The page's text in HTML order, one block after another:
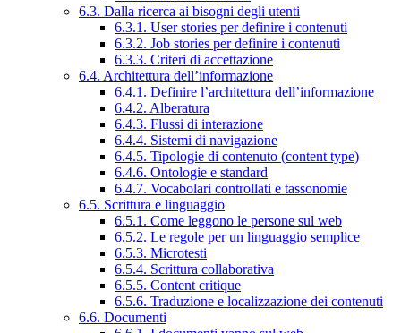
6.3. Dalla ricerca ai bisogni degli utenti
6.3.1. User stories per definire i contenuti
6.3.2. Job stories per definire i contenuti
6.3.3. Criteri di accettazione
6.4. Architettura dell’informazione
6.4.1. Definire l’architettura dell’informazione
6.4.2. Alberatura
6.4.3. Flussi di interazione
6.4.4. Sistemi di navigazione
6.4.5. Tipologie di contenuto (content type)
6.4.6. Ontologie e standard
6.4.7. Vocabolari controllati e tassonomie
6.5. Scrittura e linguaggio
6.5.1. Come leggono le persone sul web
6.5.2. Le regole per un linguaggio semplice
6.5.3. Microtesti
6.5.4. Scrittura collaborativa
6.5.5. Content critique
6.5.6. Traduzione e localizzazione dei contenuti
6.6. Documenti